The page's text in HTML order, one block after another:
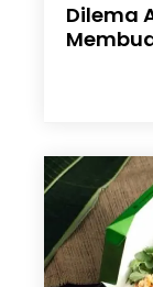
Dilema